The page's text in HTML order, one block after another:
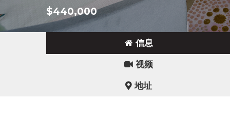
$440,000
信息
视频
地址